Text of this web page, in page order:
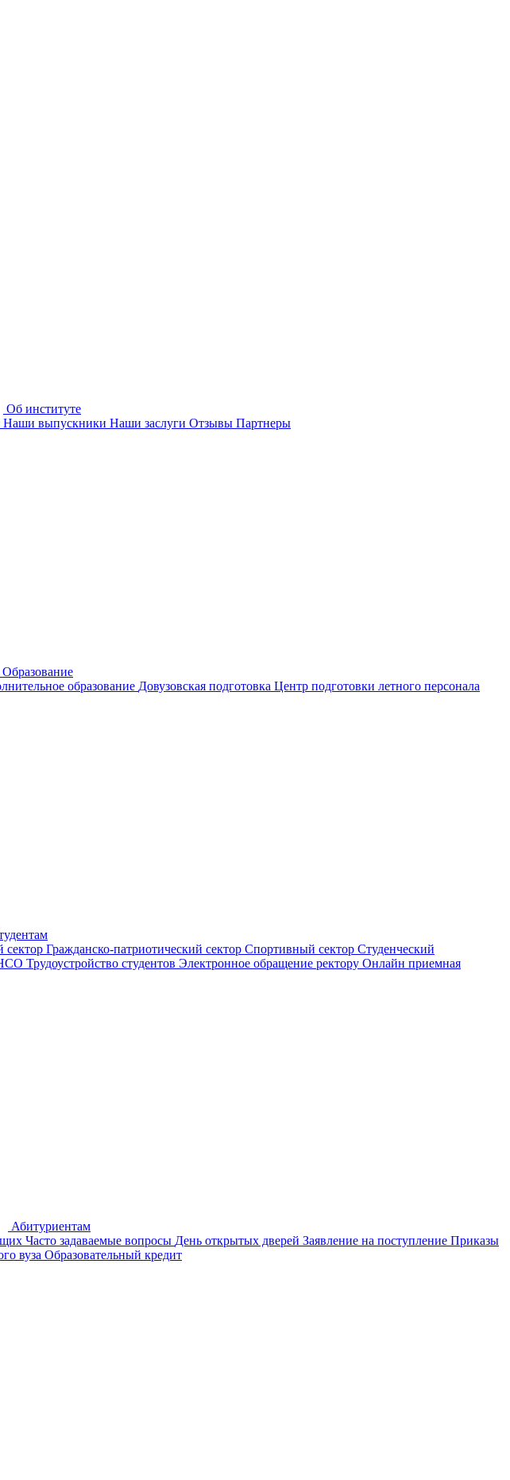
Об институте
Наши выпускники Наши заслуги Отзывы Партнеры
Образование
образование Довузовская подготовка Центр подготовки летного персонала
сектор Гражданско-патриотический сектор Спортивный сектор Студенческий
Трудоустройство студентов Электронное обращение ректору Онлайн приемная
Абитуриентам
Часто задаваемые вопросы День открытых дверей Заявление на поступление Приказы
вуза Образовательный кредит